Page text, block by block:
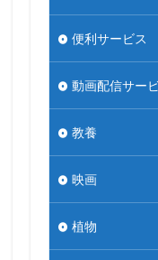
便利サービス
動画配信サー
教養
映画
植物